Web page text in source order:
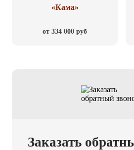
«Кама»
от 334 000 руб
Заказать